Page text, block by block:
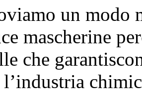
un modo
mascherine
che